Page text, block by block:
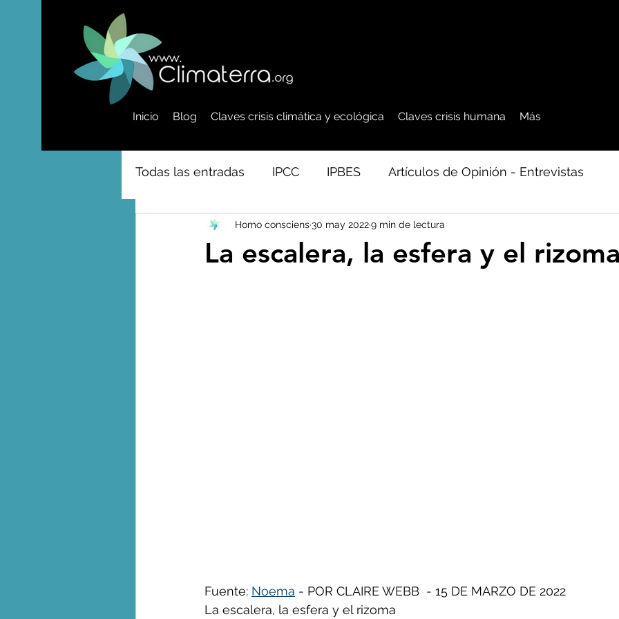
Inicio Blog Claves crisis climática y ecológica Claves crisis humana Más
Todas las entradas IPCC IPBES Artículos de Opinión - Entrevistas
Activismo - Greta - Científicos Seguridad Alimentaria-Agua-Dieta
Eventos extremos e impactos Filosofía - Sociología
La escalera, la esfera y el rizoma
Homo consciens30 may 20229 min de lectura
Fuente: Noema - POR CLAIRE WEBB  - 15 DE MARZO DE 2022
La escalera, la esfera y el rizoma